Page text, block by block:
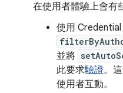
在使用者體驗上會有
使用
並將
此要求驗證。
使用者互動。